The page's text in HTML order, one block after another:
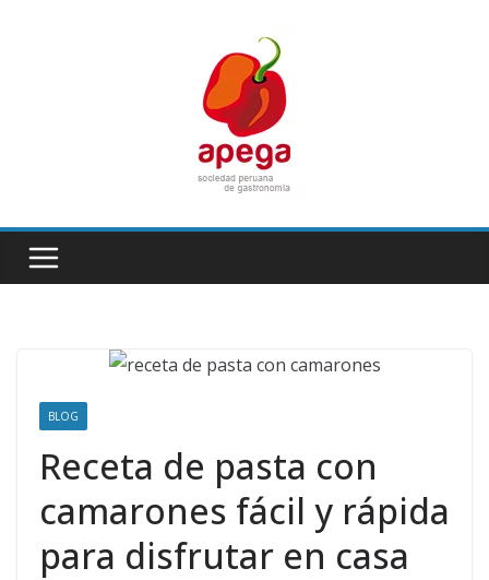
BLOG
Receta de pasta con
camarones fácil y rápida
para disfrutar en casa